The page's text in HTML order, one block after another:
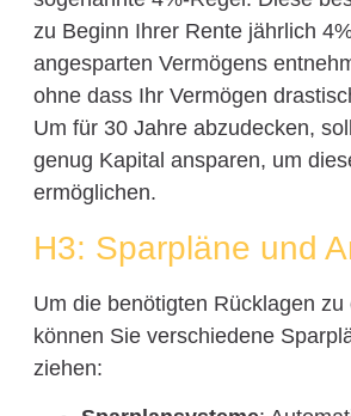
zu Beginn Ihrer Rente jährlich
angesparten Vermögens
ohne dass Ihr Vermögen
Um für 30 Jahre abzudecken,
genug Kapital ansparen, um
ermöglichen.
H3: Sparpläne und
Um die benötigten Rücklagen zu
können Sie verschiedene
ziehen: